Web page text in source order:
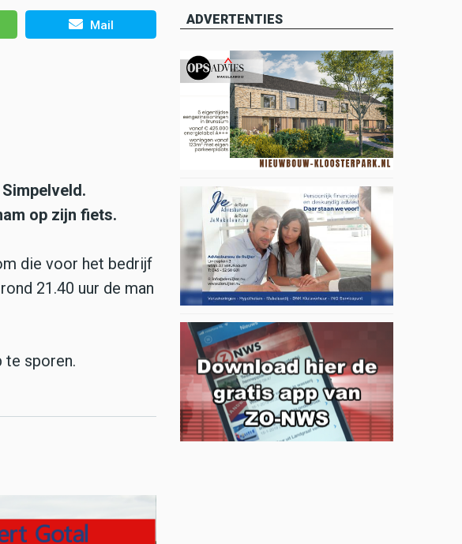
Mail
op zijn fiets.
die voor het bedrijf
21.40 uur de man
te sporen.
ADVERTENTIES